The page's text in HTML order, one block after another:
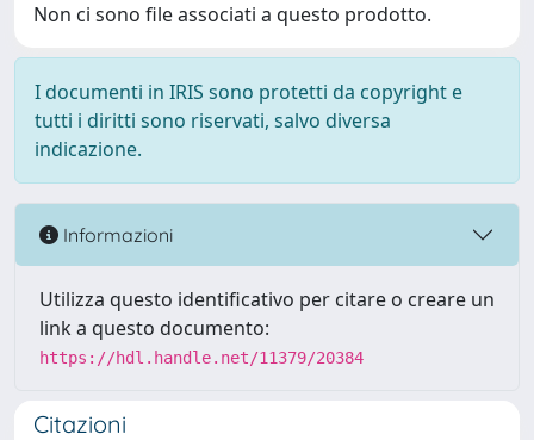
Non ci sono file associati a questo prodotto.
I documenti in IRIS sono protetti da copyright e
tutti i diritti sono riservati, salvo diversa
indicazione.
Informazioni
Utilizza questo identificativo per citare o creare un
link a questo documento:
https://hdl.handle.net/11379/20384
Citazioni